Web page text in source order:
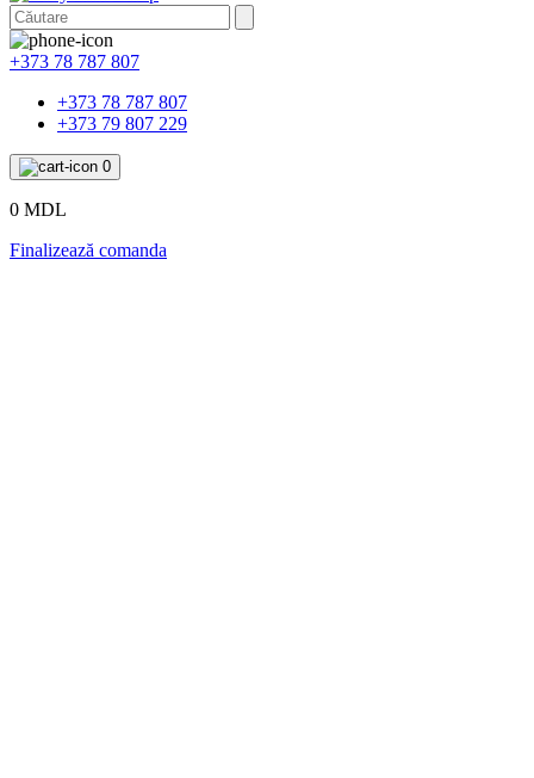
+373 78 787 807
+373 78 787 807
+373 79 807 229
0
0 MDL
Finalizează comanda